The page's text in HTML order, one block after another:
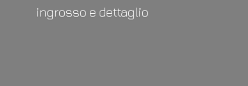
ingrosso e dettaglio